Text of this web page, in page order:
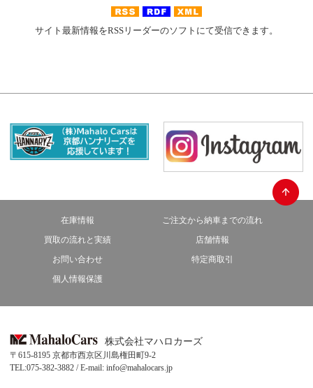
サイト最新情報をRSSリーダーのソフトにて受信できます。
在庫情報
ご注文から納車までの流れ
買取の流れと実績
店舗情報
お問い合わせ
特定商取引
個人情報保護
株式会社マハロカーズ
〒615-8195 京都市西京区川島権田町9-2
TEL:075-382-3882 / E-mail: info@mahalocars.jp